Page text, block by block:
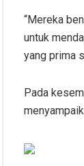
“Mereka
untuk
yang prima
Pada